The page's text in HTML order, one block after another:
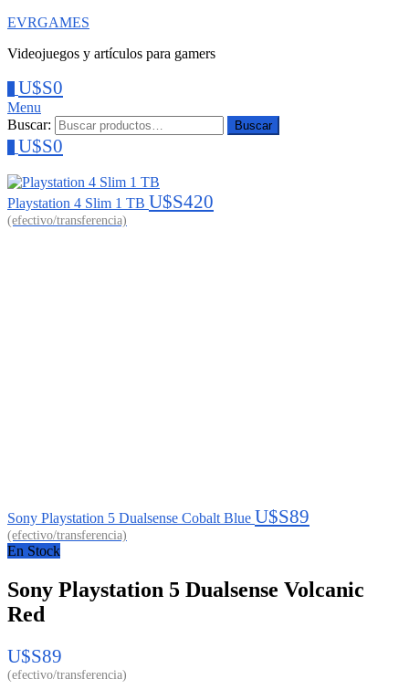
EVRGAMES
Videojuegos y artículos para gamers
U$S0
Menu
Buscar:
Buscar
U$S0
Playstation 4 Slim 1 TB U$S420
Sony Playstation 5 Dualsense Cobalt Blue U$S89
En Stock
Sony Playstation 5 Dualsense Volcanic
Red
U$S89